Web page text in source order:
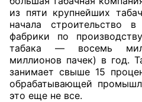
из пяти крупнейших
начала строительство
фабрики по
табака — восемь
миллионов пачек) в год.
занимает свыше 15
обрабатывающей
это еще не все.